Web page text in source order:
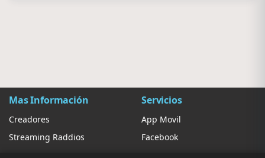
Mas Información
Creadores
Streaming Raddios
Servicios
App Movil
Facebook